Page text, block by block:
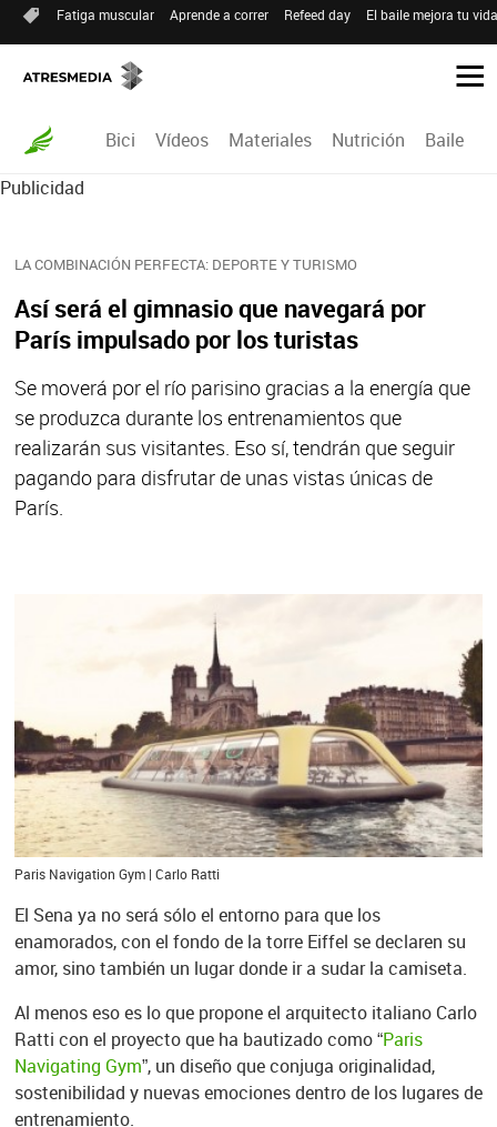
Fatiga muscular Aprende a correr Refeed day El baile mejora tu
Bici Vídeos Materiales Nutrición Baile
Publicidad
LA COMBINACIÓN PERFECTA: DEPORTE Y TURISMO
Así será el gimnasio que navegará por
París impulsado por los turistas
Se moverá por el río parisino gracias a la energía que
se produzca durante los entrenamientos que
realizarán sus visitantes. Eso sí, tendrán que seguir
pagando para disfrutar de unas vistas únicas de
París.
Paris Navigation Gym | Carlo Ratti
El Sena ya no será sólo el entorno para que los
enamorados, con el fondo de la torre Eiffel se declaren su
amor, sino también un lugar donde ir a sudar la camiseta.
Al menos eso es lo que propone el arquitecto italiano Carlo
Ratti con el proyecto que ha bautizado como “Paris
Navigating Gym”, un diseño que conjuga originalidad,
sostenibilidad y nuevas emociones dentro de los lugares de
entrenamiento.